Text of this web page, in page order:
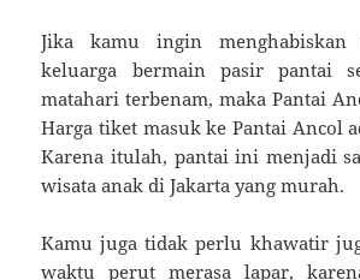
Jika kamu ingin menghabiskan
keluarga bermain pasir pantai
matahari terbenam, maka Pantai
Harga tiket masuk ke Pantai Ancol
Karena itulah, pantai ini menjadi
wisata anak di Jakarta yang murah.
Kamu juga tidak perlu khawatir
waktu perut merasa lapar,